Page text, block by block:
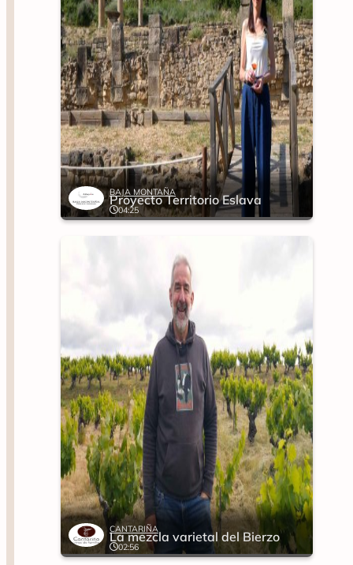
BAJA MONTAÑA
Proyecto Territorio Eslava
04:25
CANTARIÑA
La mezcla varietal del Bierzo
02:56